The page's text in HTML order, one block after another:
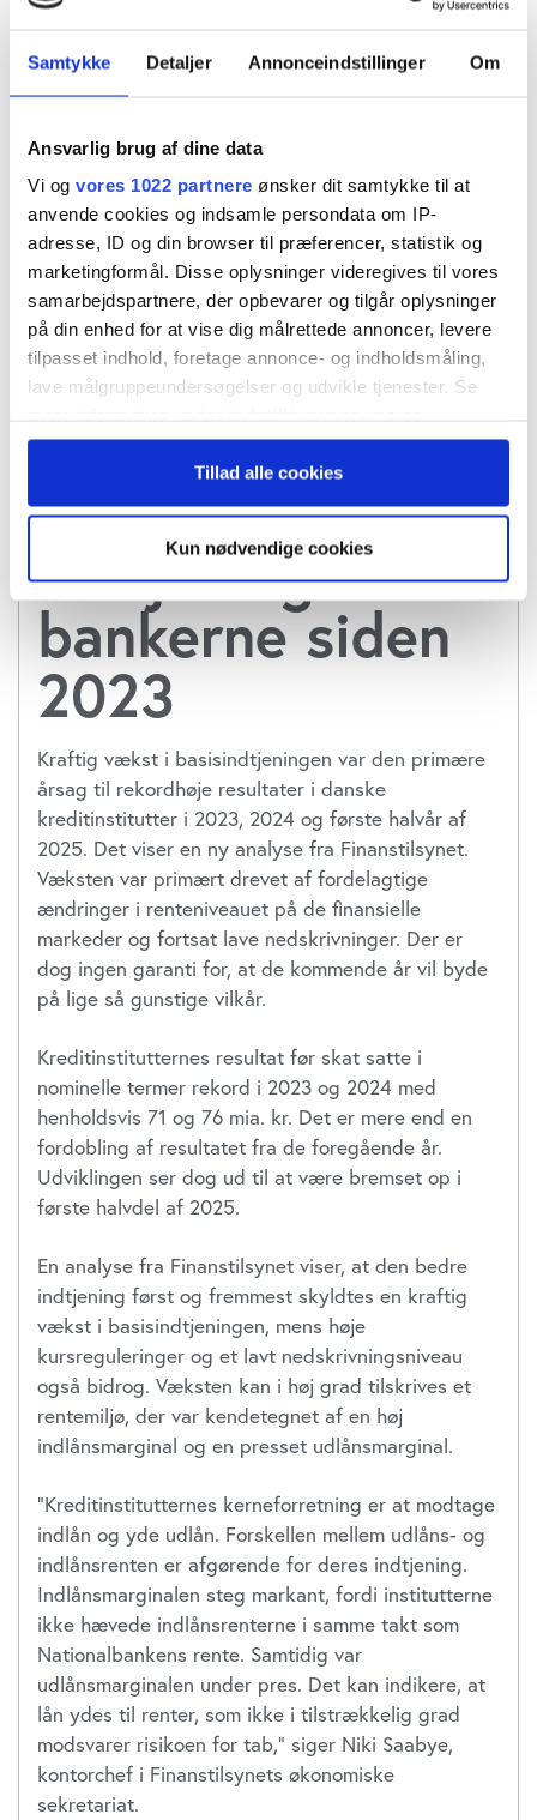
Samtykke Detaljer Annonceindstillinger Om
Ansvarlig brug af dine data
Vi og vores 1022 partnere ønsker dit samtykke til at
anvende cookies og indsamle persondata om IP-
adresse, ID og din browser til præferencer, statistik og
marketingformål. Disse oplysninger videregives til vores
samarbejdspartnere, der opbevarer og tilgår oplysninger
på din enhed for at vise dig målrettede annoncer, levere
tilpasset indhold, foretage annonce- og indholdsmåling,
lave målgruppeundersøgelser og udvikle tjenester. Se
persondatapolitik. Du kan altid trække dit samtykke
tilbage eller ændre indstillinger fra vores
"Cookiedeklaration", eller ved at trykke på "Privacy
Hvis du tillader det, vil vi også gerne:
Indsamle præcise oplysninger om din placering,
der kan være nøjagtig inden for få meter
Identificere din enhed baseret på en scanning af
dens unikke karakteristika (fingerprinting)
Vi bruger cookies til at tilpasse vores indhold og
annoncer, til at vise dig funktioner til sociale medier og til
at analysere vores trafik. Vi deler også oplysninger om
din brug af vores website med vores partnere inden for
sociale medier, annonceringspartnere og
analysepartnere. Vores partnere kan kombinere disse
data med andre oplysninger, du har givet dem, eller som
de har indsamlet fra din brug af deres tjenester. Du
anvende vores hjemmeside.
Tillad alle cookies
Kun nødvendige cookies
Morten W. Langer
Fra Finanstilsynet:
Gunstigt
rentemiljø har
bidraget til høj
indtjening i
bankerne siden
2023
Kraftig vækst i basisindtjeningen var den primære
årsag til rekordhøje resultater i danske
kreditinstitutter i 2023, 2024 og første halvår af
2025. Det viser en ny analyse fra Finanstilsynet.
Væksten var primært drevet af fordelagtige
ændringer i renteniveauet på de finansielle
markeder og fortsat lave nedskrivninger. Der er
dog ingen garanti for, at de kommende år vil byde
på lige så gunstige vilkår.
Kreditinstitutternes resultat før skat satte i
nominelle termer rekord i 2023 og 2024 med
henholdsvis 71 og 76 mia. kr. Det er mere end en
fordobling af resultatet fra de foregående år.
Udviklingen ser dog ud til at være bremset op i
første halvdel af 2025.
En analyse fra Finanstilsynet viser, at den bedre
indtjening først og fremmest skyldtes en kraftig
vækst i basisindtjeningen, mens høje
kursreguleringer og et lavt nedskrivningsniveau
også bidrog. Væksten kan i høj grad tilskrives et
rentemiljø, der var kendetegnet af en høj
indlånsmarginal og en presset udlånsmarginal.
”Kreditinstitutternes kerneforretning er at modtage
indlån og yde udlån. Forskellen mellem udlåns- og
indlånsrenten er afgørende for deres indtjening.
Indlånsmarginalen steg markant, fordi institutterne
ikke hævede indlånsrenterne i samme takt som
Nationalbankens rente. Samtidig var
udlånsmarginalen under pres. Det kan indikere, at
lån ydes til renter, som ikke i tilstrækkelig grad
modsvarer risikoen for tab,” siger Niki Saabye,
kontorchef i Finanstilsynets økonomiske
sekretariat.